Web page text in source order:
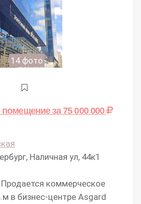
14 фото
помещениеза 75 000 000
Наличная ул, 44к1
Продается коммерческое
в бизнес-центре Asgard